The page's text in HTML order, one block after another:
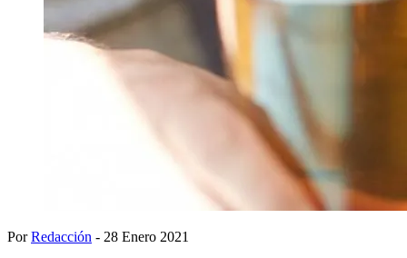
PorRedacción - 28 Enero 2021